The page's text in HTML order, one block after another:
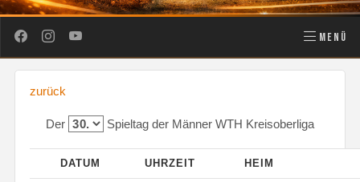
MENÜ
zurück
Der Spieltag der Männer WTH Kreisoberliga
DATUM UHRZEIT HEIM